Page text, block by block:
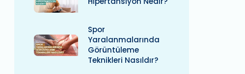
Spor
Yaralanmalarında
Görüntüleme
Teknikleri Nasıldır?